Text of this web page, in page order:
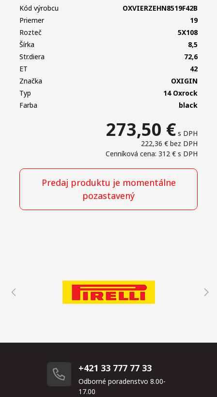
273,50 € s DPH
222,36 € bez DPH
Cenníková cena: 312 € s DPH
Predaj produktu je momentálne
pozastavený
Kód výrobcu
OXVIERZEHN8519F42B
Priemer
19
Rozteč
5X108
Šírka
8,5
Str.diera
72,6
ET
42
Značka
OXIGIN
Typ
14 Oxrock
Farba
black
+421 33 777 77 33
Odborné poradenstvo 8.00-
17.00